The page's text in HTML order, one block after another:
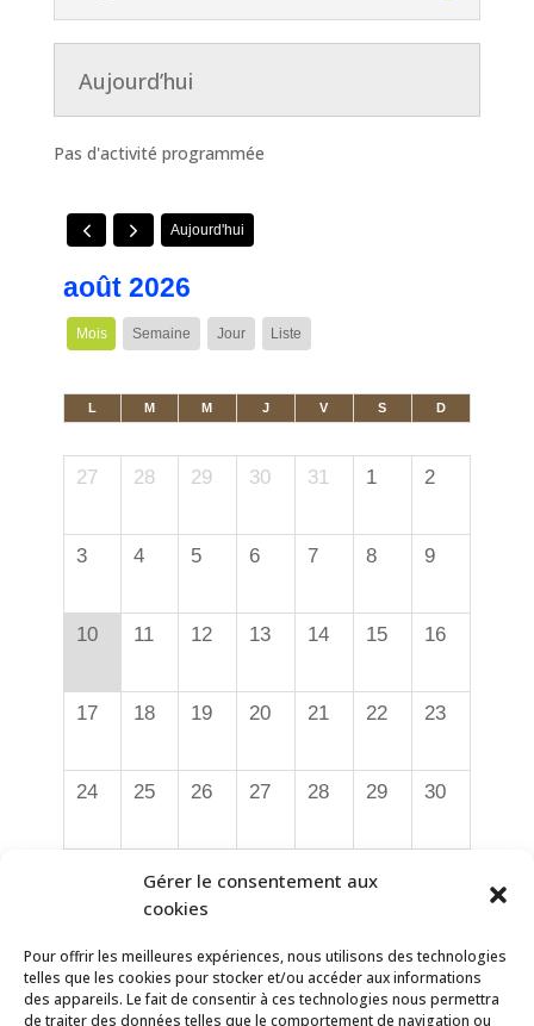
Gérer le consentement aux
cookies
Pour offrir les meilleures expériences, nous utilisons des technologies
telles que les cookies pour stocker et/ou accéder aux informations
des appareils. Le fait de consentir à ces technologies nous permettra
de traiter des données telles que le comportement de navigation ou
Aujourd’hui
Pas d'activité programmée
Aujourd'hui
août 2026
Mois Semaine Jour Liste
L M M J V S D
27 28 29 30 31 1 2
3 4 5 6 7 8 9
10 11 12 13 14 15 16
17 18 19 20 21 22 23
24 25 26 27 28 29 30
2
Demain - Projets et
suggestions